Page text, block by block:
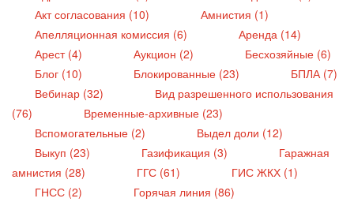
Акт согласования (10)
Амнистия (1)
Апелляционная комиссия (6)
Аренда (14)
Арест (4)
Аукцион (2)
Бесхозяйные (6)
Блог (10)
Блокированные (23)
БПЛА (7)
Вебинар (32)
Вид разрешенного использования
(76)
Временные-архивные (23)
Вспомогательные (2)
Выдел доли (12)
Выкуп (23)
Газификация (3)
Гаражная
амнистия (28)
ГГС (61)
ГИС ЖКХ (1)
ГНСС (2)
Горячая линия (86)